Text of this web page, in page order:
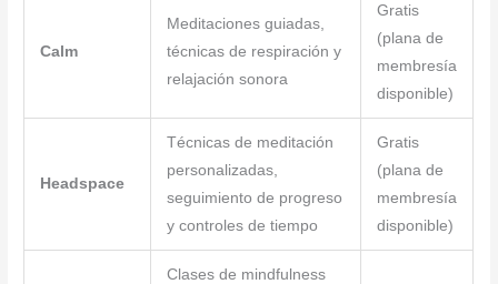
Calm
Meditaciones guiadas,
técnicas de respiración y
relajación sonora
Gratis
(plana de
membresía
disponible)
Headspace
Técnicas de meditación
personalizadas,
seguimiento de progreso
y controles de tiempo
Gratis
(plana de
membresía
disponible)
Clases de mindfulness